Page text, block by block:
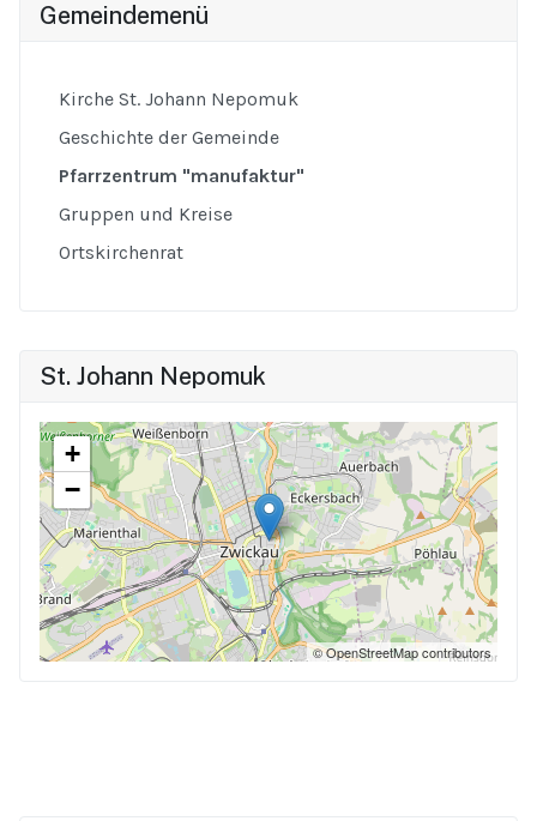
Gemeindemenü
Kirche St. Johann Nepomuk
Geschichte der Gemeinde
Pfarrzentrum "manufaktur"
Gruppen und Kreise
Ortskirchenrat
St. Johann Nepomuk
+
−
© OpenStreetMap contributors